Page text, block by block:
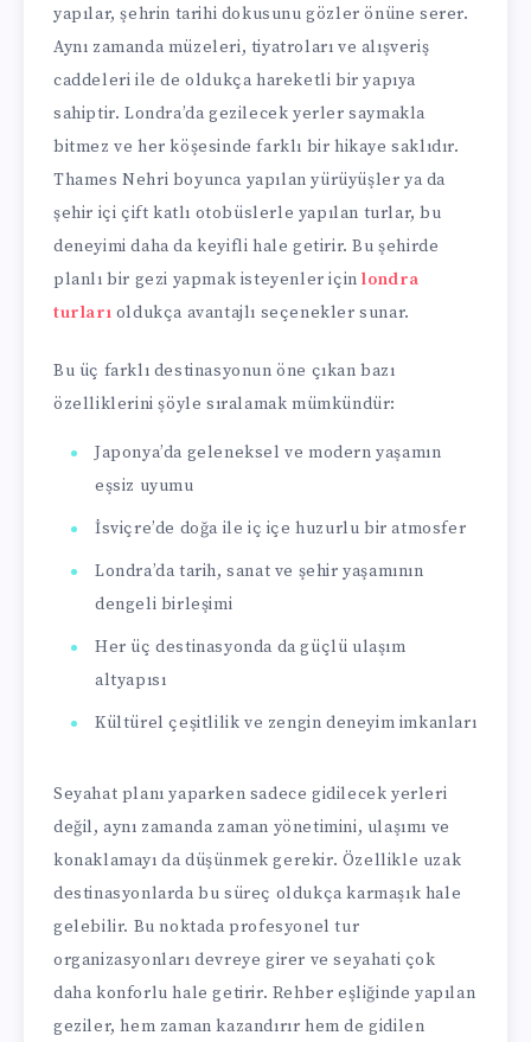
yapılar, şehrin tarihi dokusunu gözler önüne serer.
Aynı zamanda müzeleri, tiyatroları ve alışveriş
caddeleri ile de oldukça hareketli bir yapıya
sahiptir. Londra’da gezilecek yerler saymakla
bitmez ve her köşesinde farklı bir hikaye saklıdır.
Thames Nehri boyunca yapılan yürüyüşler ya da
şehir içi çift katlı otobüslerle yapılan turlar, bu
deneyimi daha da keyifli hale getirir. Bu şehirde
planlı bir gezi yapmak isteyenler içinlondra
turları oldukça avantajlı seçenekler sunar.
Bu üç farklı destinasyonun öne çıkan bazı
özelliklerini şöyle sıralamak mümkündür:
Japonya’da geleneksel ve modern yaşamın
eşsiz uyumu
İsviçre’de doğa ile iç içe huzurlu bir atmosfer
Londra’da tarih, sanat ve şehir yaşamının
dengeli birleşimi
Her üç destinasyonda da güçlü ulaşım
altyapısı
Kültürel çeşitlilik ve zengin deneyim imkanları
Seyahat planı yaparken sadece gidilecek yerleri
değil, aynı zamanda zaman yönetimini, ulaşımı ve
konaklamayı da düşünmek gerekir. Özellikle uzak
destinasyonlarda bu süreç oldukça karmaşık hale
gelebilir. Bu noktada profesyonel tur
organizasyonları devreye girer ve seyahati çok
daha konforlu hale getirir. Rehber eşliğinde yapılan
geziler, hem zaman kazandırır hem de gidilen